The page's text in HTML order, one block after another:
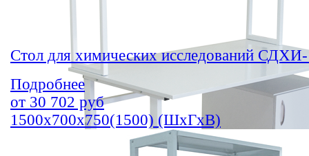
Стол для химических исследований
Подробнее
от 30 702 руб
1500х700х750(1500) (ШхГхВ)